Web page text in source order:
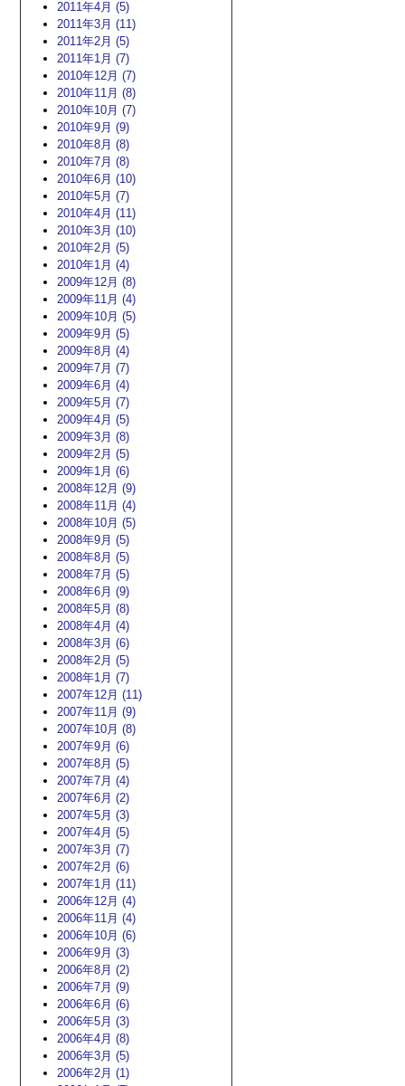
2011年4月 (5)
2011年3月 (11)
2011年2月 (5)
2011年1月 (7)
2010年12月 (7)
2010年11月 (8)
2010年10月 (7)
2010年9月 (9)
2010年8月 (8)
2010年7月 (8)
2010年6月 (10)
2010年5月 (7)
2010年4月 (11)
2010年3月 (10)
2010年2月 (5)
2010年1月 (4)
2009年12月 (8)
2009年11月 (4)
2009年10月 (5)
2009年9月 (5)
2009年8月 (4)
2009年7月 (7)
2009年6月 (4)
2009年5月 (7)
2009年4月 (5)
2009年3月 (8)
2009年2月 (5)
2009年1月 (6)
2008年12月 (9)
2008年11月 (4)
2008年10月 (5)
2008年9月 (5)
2008年8月 (5)
2008年7月 (5)
2008年6月 (9)
2008年5月 (8)
2008年4月 (4)
2008年3月 (6)
2008年2月 (5)
2008年1月 (7)
2007年12月 (11)
2007年11月 (9)
2007年10月 (8)
2007年9月 (6)
2007年8月 (5)
2007年7月 (4)
2007年6月 (2)
2007年5月 (3)
2007年4月 (5)
2007年3月 (7)
2007年2月 (6)
2007年1月 (11)
2006年12月 (4)
2006年11月 (4)
2006年10月 (6)
2006年9月 (3)
2006年8月 (2)
2006年7月 (9)
2006年6月 (6)
2006年5月 (3)
2006年4月 (8)
2006年3月 (5)
2006年2月 (1)